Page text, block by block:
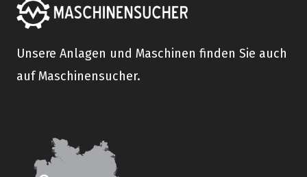
Unsere Anlagen und Maschinen finden Sie auch
auf Maschinensucher.